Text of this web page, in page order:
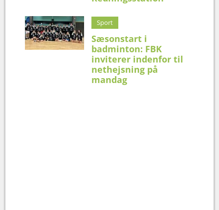
Sport
Sæsonstart i
badminton: FBK
inviterer indenfor til
nethejsning på
mandag